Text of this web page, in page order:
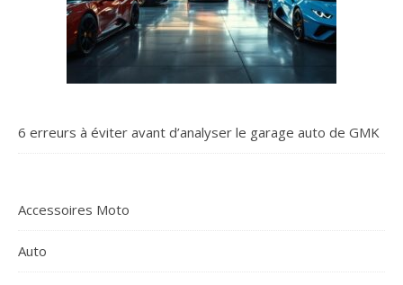
6 erreurs à éviter avant d’analyser le garage auto de GMK
Accessoires Moto
Auto